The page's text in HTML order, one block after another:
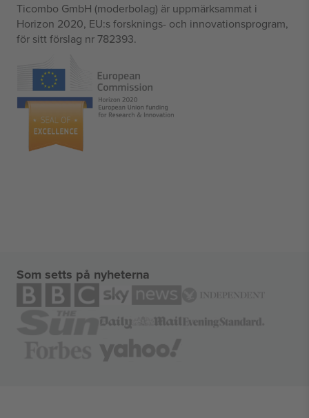
Ticombo GmbH (moderbolag) är uppmärksammat i
Horizon 2020, EU:s forsknings- och innovationsprogram,
för sitt förslag nr 782393.
Som setts på nyheterna